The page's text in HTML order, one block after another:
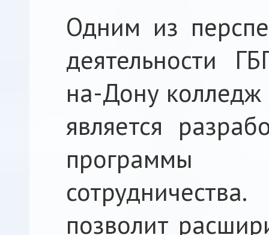
Одним из
деятельности
на-Дону
является
программы
позволит